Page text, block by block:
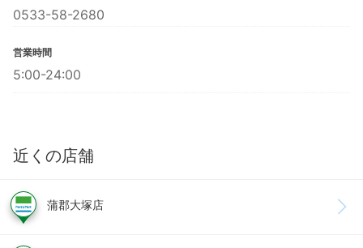
0533-58-2680
営業時間
5:00-24:00
近くの店舗
蒲郡大塚店